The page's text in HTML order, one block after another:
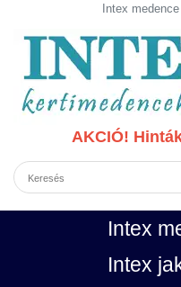
Intex
AKCIÓ!
Intex
Intex